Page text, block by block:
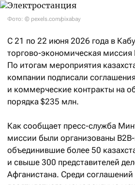
Фото: © pexels.com/pixabay
С 21 по 22 июня 2026 года в
торгово-экономическая миссия
По итогам мероприятия
компании подписали
и коммерческие контракты на
порядка $235 млн.
Как сообщает пресс-служба
миссии были организованы
объединившие более 50
и свыше 300 представителей
Афганистана. Среди